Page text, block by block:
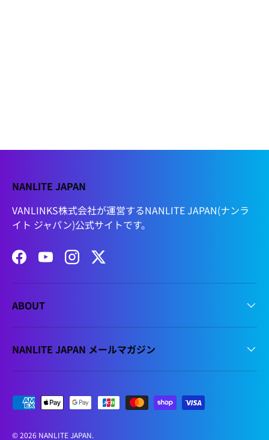
NANLITE JAPAN
VANLINKS株式会社が運営するNANLITE JAPAN(ナンラ
イト ジャパン)公式サイトです。
FacebookYouTubeInstagramTwitter
ABOUT
NANLITE JAPAN メールマガジン
支払方法
© 2026 NANLITE JAPAN.